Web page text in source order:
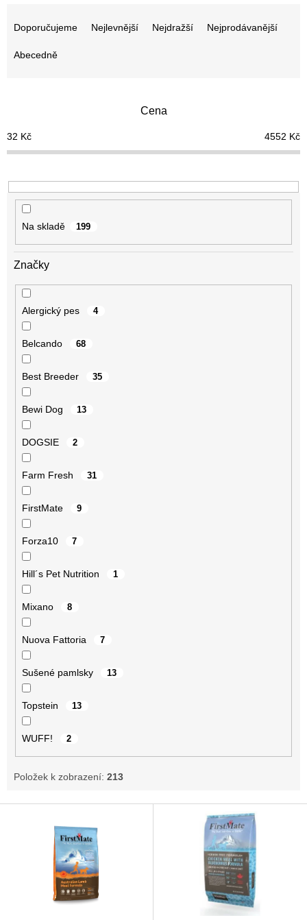
o
d
k
t
Doporučujeme Nejlevnější Nejdražší Nejprodávanější
Abecedně
Cena
32 Kč 4552 Kč
Na skladě 199
Značky
Alergický pes 4
Belcando 68
Best Breeder 35
Bewi Dog 13
DOGSIE 2
Farm Fresh 31
FirstMate 9
Forza10 7
Hill´s Pet Nutrition 1
Mixano 8
Nuova Fattoria 7
Sušené pamlsky 13
Topstein 13
WUFF! 2
Položek k zobrazení: 213
V